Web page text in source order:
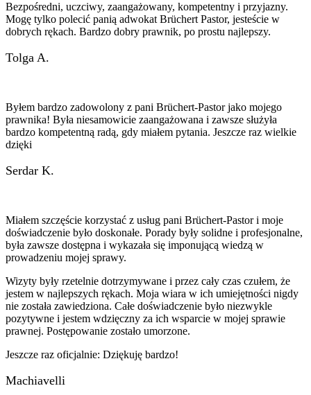
Bezpośredni, uczciwy, zaangażowany, kompetentny i przyjazny.
Mogę tylko polecić panią adwokat Brüchert Pastor, jesteście w
dobrych rękach. Bardzo dobry prawnik, po prostu najlepszy.
Tolga A.
Byłem bardzo zadowolony z pani Brüchert-Pastor jako mojego
prawnika! Była niesamowicie zaangażowana i zawsze służyła
bardzo kompetentną radą, gdy miałem pytania. Jeszcze raz wielkie
dzięki
Serdar K.
Miałem szczęście korzystać z usług pani Brüchert-Pastor i moje
doświadczenie było doskonałe. Porady były solidne i profesjonalne,
była zawsze dostępna i wykazała się imponującą wiedzą w
prowadzeniu mojej sprawy.
Wizyty były rzetelnie dotrzymywane i przez cały czas czułem, że
jestem w najlepszych rękach. Moja wiara w ich umiejętności nigdy
nie została zawiedziona. Całe doświadczenie było niezwykle
pozytywne i jestem wdzięczny za ich wsparcie w mojej sprawie
prawnej. Postępowanie zostało umorzone.
Jeszcze raz oficjalnie: Dziękuję bardzo!
Machiavelli